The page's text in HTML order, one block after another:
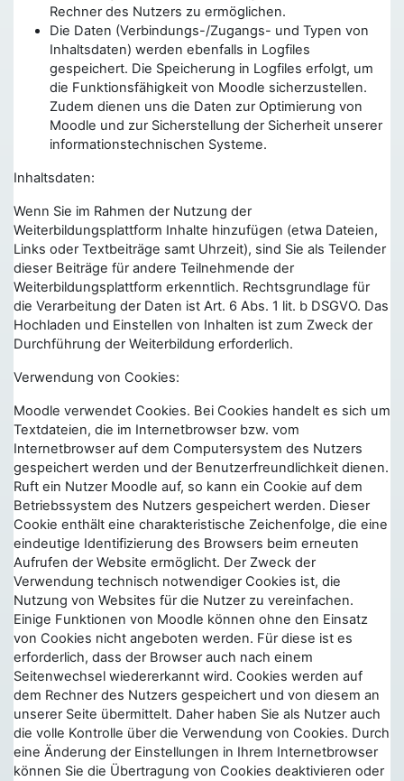
Rechner des Nutzers zu ermöglichen.
Die Daten (Verbindungs-/Zugangs- und Typen von
Inhaltsdaten) werden ebenfalls in Logfiles
gespeichert. Die Speicherung in Logfiles erfolgt, um
die Funktionsfähigkeit von Moodle sicherzustellen.
Zudem dienen uns die Daten zur Optimierung von
Moodle und zur Sicherstellung der Sicherheit unserer
informationstechnischen Systeme.
Inhaltsdaten:
Wenn Sie im Rahmen der Nutzung der
Weiterbildungsplattform Inhalte hinzufügen (etwa Dateien,
Links oder Textbeiträge samt Uhrzeit), sind Sie als Teilender
dieser Beiträge für andere Teilnehmende der
Weiterbildungsplattform erkenntlich. Rechtsgrundlage für
die Verarbeitung der Daten ist Art. 6 Abs. 1 lit. b DSGVO. Das
Hochladen und Einstellen von Inhalten ist zum Zweck der
Durchführung der Weiterbildung erforderlich.
Verwendung von Cookies:
Moodle verwendet Cookies. Bei Cookies handelt es sich um
Textdateien, die im Internetbrowser bzw. vom
Internetbrowser auf dem Computersystem des Nutzers
gespeichert werden und der Benutzerfreundlichkeit dienen.
Ruft ein Nutzer Moodle auf, so kann ein Cookie auf dem
Betriebssystem des Nutzers gespeichert werden. Dieser
Cookie enthält eine charakteristische Zeichenfolge, die eine
eindeutige Identifizierung des Browsers beim erneuten
Aufrufen der Website ermöglicht. Der Zweck der
Verwendung technisch notwendiger Cookies ist, die
Nutzung von Websites für die Nutzer zu vereinfachen.
Einige Funktionen von Moodle können ohne den Einsatz
von Cookies nicht angeboten werden. Für diese ist es
erforderlich, dass der Browser auch nach einem
Seitenwechsel wiedererkannt wird. Cookies werden auf
dem Rechner des Nutzers gespeichert und von diesem an
unserer Seite übermittelt. Daher haben Sie als Nutzer auch
die volle Kontrolle über die Verwendung von Cookies. Durch
eine Änderung der Einstellungen in Ihrem Internetbrowser
können Sie die Übertragung von Cookies deaktivieren oder